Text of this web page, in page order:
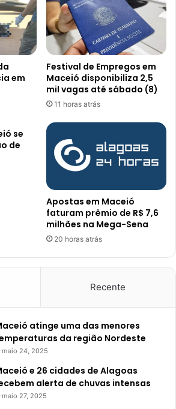
em
Festival de Empregos em
Maceió disponibiliza 2,5
mil vagas até sábado (8)
11 horas atrás
se
de
Apostas em Maceió
faturam prêmio de R$ 7,6
milhões na Mega-Sena
20 horas atrás
Recente
atinge uma das menores
da região Nordeste
maio 24, 2025
e 26 cidades de Alagoas
alerta de chuvas intensas
maio 27, 2025